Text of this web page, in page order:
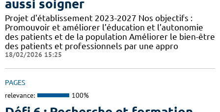
aussi soigner
Projet d'établissement 2023-2027 Nos objectifs :
Promouvoir et améliorer l’éducation et l’autonomie
des patients et de la population Améliorer le bien-être
des patients et professionnels par une appro
18/02/2026 15:25
PAGES
relevance: 100%